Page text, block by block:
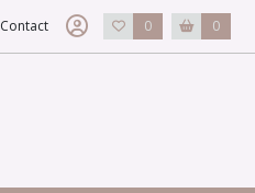
Contact 0 0